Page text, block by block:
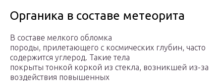
Органика в составе метеорита
В составе мелкого обломка
породы, прилетающего с космических глубин, часто
содержится углерод. Такие тела
покрыты тонкой коркой из стекла, возникшей из-за
воздействия повышенных